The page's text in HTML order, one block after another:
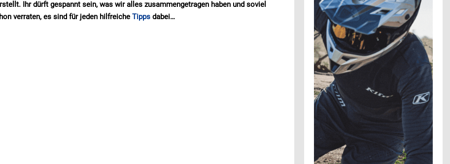
Ihr dürft gespannt sein, was wir alles zusammengetragen haben und soviel
verraten, es sind für jeden hilfreicheTippsdabei…